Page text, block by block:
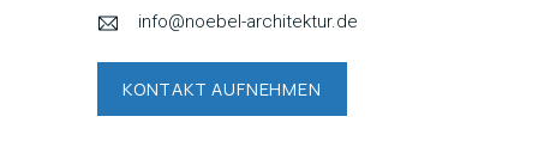
info@noebel-architektur.de
KONTAKT AUFNEHMEN